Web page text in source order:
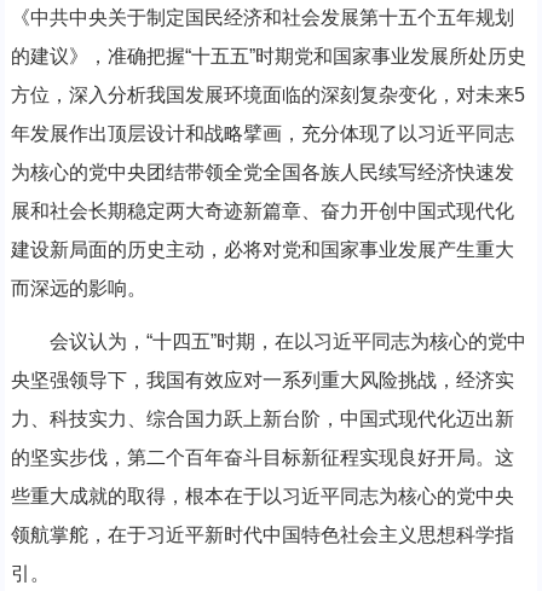
《中共中央关于制定国民经济和社会发展第十五个五年规划
的建议》，准确把握“十五五”时期党和国家事业发展所处历史
方位，深入分析我国发展环境面临的深刻复杂变化，对未来5
年发展作出顶层设计和战略擘画，充分体现了以习近平同志
为核心的党中央团结带领全党全国各族人民续写经济快速发
展和社会长期稳定两大奇迹新篇章、奋力开创中国式现代化
建设新局面的历史主动，必将对党和国家事业发展产生重大
而深远的影响。
会议认为，“十四五”时期，在以习近平同志为核心的党中
央坚强领导下，我国有效应对一系列重大风险挑战，经济实
力、科技实力、综合国力跃上新台阶，中国式现代化迈出新
的坚实步伐，第二个百年奋斗目标新征程实现良好开局。这
些重大成就的取得，根本在于以习近平同志为核心的党中央
领航掌舵，在于习近平新时代中国特色社会主义思想科学指
引。